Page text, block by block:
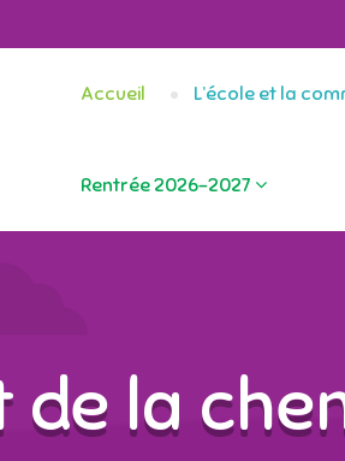
Accueil L’école et la
Rentrée 2026-2027
de la